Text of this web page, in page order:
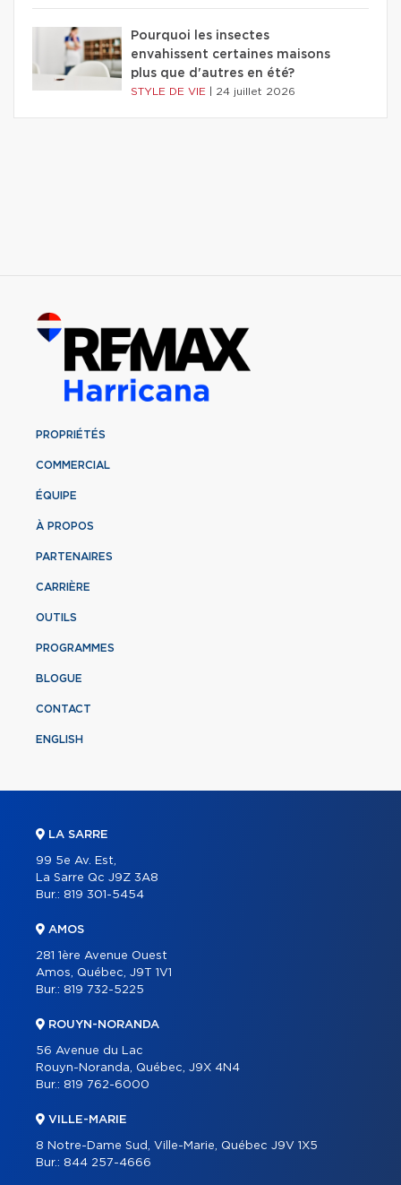
Pourquoi les insectes
envahissent certaines maisons
plus que d'autres en été?
STYLE DE VIE 24 juillet 2026
PROPRIÉTÉS
COMMERCIAL
ÉQUIPE
À PROPOS
PARTENAIRES
CARRIÈRE
OUTILS
PROGRAMMES
BLOGUE
CONTACT
ENGLISH
LA SARRE
99 5e Av. Est,
La Sarre Qc J9Z 3A8
Bur.: 819 301-5454
AMOS
281 1ère Avenue Ouest
Amos, Québec, J9T 1V1
Bur.: 819 732-5225
ROUYN-NORANDA
56 Avenue du Lac
Rouyn-Noranda, Québec, J9X 4N4
Bur.: 819 762-6000
VILLE-MARIE
8 Notre-Dame Sud, Ville-Marie, Québec J9V 1X5
Bur.: 844 257-4666